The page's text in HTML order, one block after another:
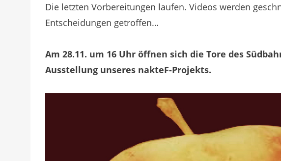
Die letzten Vorbereitungen laufen. Videos werden
Entscheidungen getroffen…
Am 28.11. um 16 Uhr öffnen sich die Tore des
Ausstellung unseres nakteF-Projekts.